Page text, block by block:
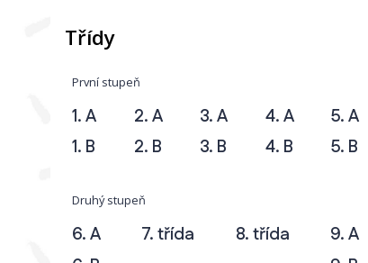
Třídy
První stupeň
1. A
1. B
2. A
2. B
3. A
3. B
4. A
4. B
5. A
5. B
Druhý stupeň
6. A
7. třída 8. třída
9. A